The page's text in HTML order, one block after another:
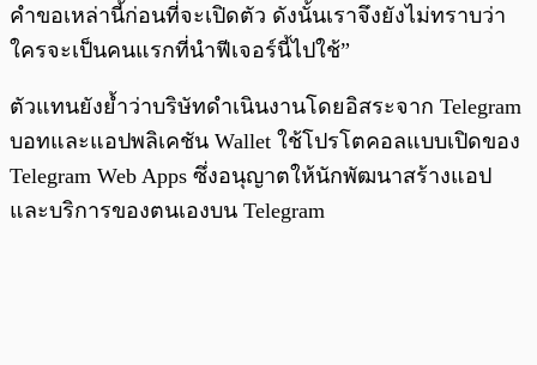
คำขอเหล่านี้ก่อนที่จะเปิดตัว ดังนั้นเราจึงยังไม่ทราบว่า
ใครจะเป็นคนแรกที่นำฟีเจอร์นี้ไปใช้”
ตัวแทนยังย้ำว่าบริษัทดำเนินงานโดยอิสระจาก Telegram
บอทและแอปพลิเคชัน Wallet ใช้โปรโตคอลแบบเปิดของ
Telegram Web Apps ซึ่งอนุญาตให้นักพัฒนาสร้างแอป
และบริการของตนเองบน Telegram